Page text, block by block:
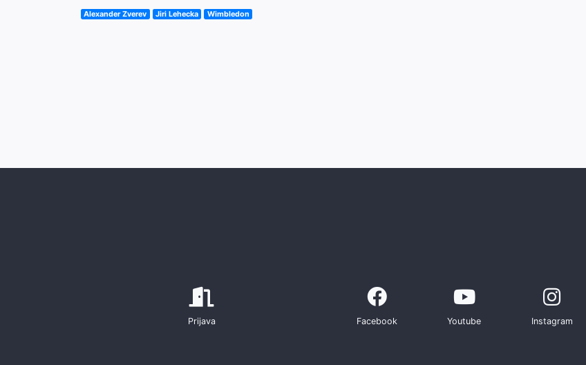
Alexander Zverev Jiri Lehecka Wimbledon
Prijava Facebook Youtube Instagram